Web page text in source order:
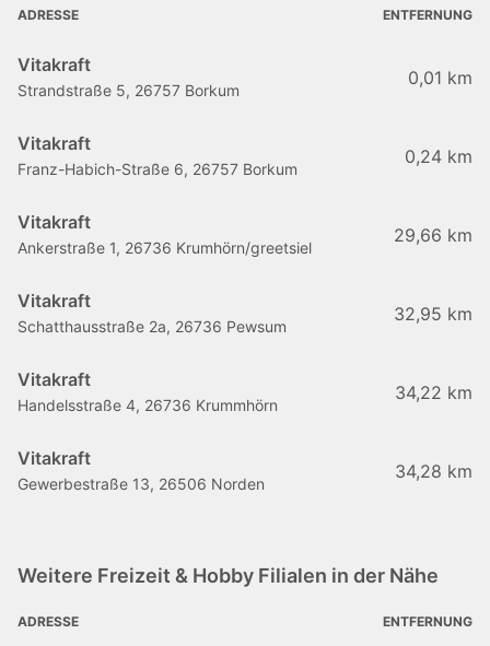
ADRESSE ENTFERNUNG
Vitakraft
Strandstraße 5, 26757 Borkum
0,01 km
Vitakraft
Franz-Habich-Straße 6, 26757 Borkum
0,24 km
Vitakraft
Ankerstraße 1, 26736 Krumhörn/greetsiel
29,66 km
Vitakraft
Schatthausstraße 2a, 26736 Pewsum
32,95 km
Vitakraft
Handelsstraße 4, 26736 Krummhörn
34,22 km
Vitakraft
Gewerbestraße 13, 26506 Norden
34,28 km
Weitere Freizeit & Hobby Filialen in der Nähe
ADRESSE ENTFERNUNG